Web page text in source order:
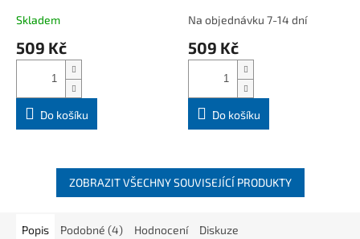
Skladem
509 Kč
Do košíku
Na objednávku 7-14 dní
509 Kč
Do košíku
ZOBRAZIT VŠECHNY SOUVISEJÍCÍ PRODUKTY
Popis Podobné (4) Hodnocení Diskuze